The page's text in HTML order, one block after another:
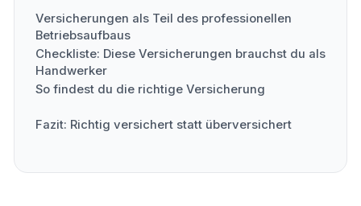
Versicherungen als Teil des professionellen
Betriebsaufbaus
Checkliste: Diese Versicherungen brauchst du als
Handwerker
So findest du die richtige Versicherung
Fazit: Richtig versichert statt überversichert